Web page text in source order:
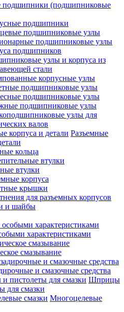
подшипники (подшипниковые
подшипники
подшипниковые узлы
подшипниковые узлы
подшипников
узлы и корпуса из
стали
корпусные узлы
подшипниковые узлы
подшипниковые узлы
подшипниковые узлы
узлы для
валов
Разъемные
кольца
втулки
втулки
корпуса
крышки
для разъемных корпусов
и шайбы
характеристиками
смазывание
и смазочные средства
Шприцы
для смазки
Многоцелевые